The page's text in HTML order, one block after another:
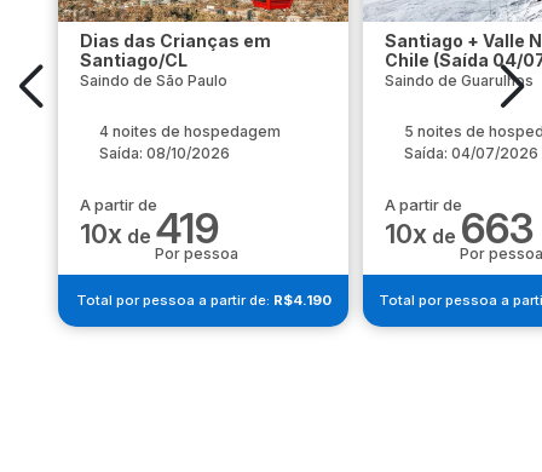
Dias das Crianças em
Santiago/CL
Saindo de São Paulo
4 noites de hospedagem
Saída: 08/10/2026
A partir de
10x de 419
Por pessoa
Total por pessoa a partir de: R$4.190
Santiago + Valle
Chile (Saída 04/
Saindo de Guarulhos
5 noites de
Saída: 04/07/2026
A partir de
10x de 663
Por pessoa
Total por pessoa a